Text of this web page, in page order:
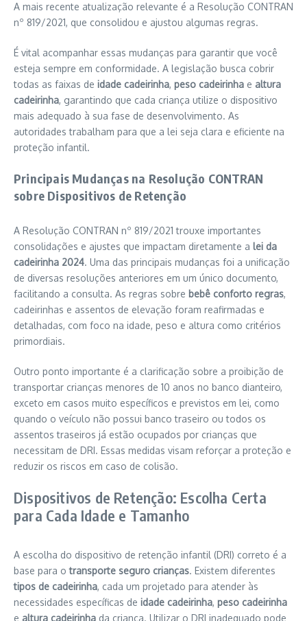
A mais recente atualização relevante é a Resolução CONTRAN
nº 819/2021, que consolidou e ajustou algumas regras.
É vital acompanhar essas mudanças para garantir que você
esteja sempre em conformidade. A legislação busca cobrir
todas as faixas de idade cadeirinha, peso cadeirinha e altura
cadeirinha, garantindo que cada criança utilize o dispositivo
mais adequado à sua fase de desenvolvimento. As
autoridades trabalham para que a lei seja clara e eficiente na
proteção infantil.
Principais Mudanças na Resolução CONTRAN
sobre Dispositivos de Retenção
A Resolução CONTRAN nº 819/2021 trouxe importantes
consolidações e ajustes que impactam diretamente a lei da
cadeirinha 2024. Uma das principais mudanças foi a unificação
de diversas resoluções anteriores em um único documento,
facilitando a consulta. As regras sobre bebê conforto regras,
cadeirinhas e assentos de elevação foram reafirmadas e
detalhadas, com foco na idade, peso e altura como critérios
primordiais.
Outro ponto importante é a clarificação sobre a proibição de
transportar crianças menores de 10 anos no banco dianteiro,
exceto em casos muito específicos e previstos em lei, como
quando o veículo não possui banco traseiro ou todos os
assentos traseiros já estão ocupados por crianças que
necessitam de DRI. Essas medidas visam reforçar a proteção e
reduzir os riscos em caso de colisão.
Dispositivos de Retenção: Escolha Certa
para Cada Idade e Tamanho
A escolha do dispositivo de retenção infantil (DRI) correto é a
base para otransporte seguro crianças. Existem diferentes
tipos de cadeirinha, cada um projetado para atender às
necessidades específicas de idade cadeirinha, peso cadeirinha
e altura cadeirinha da criança. Utilizar o DRI inadequado pode